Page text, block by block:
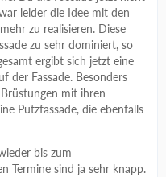
leider die Idee mit den
zu realisieren. Diese
zu sehr dominiert, so
ergibt sich jetzt eine
der Fassade. Besonders
mit ihren
Putzfassade, die ebenfalls
bis zum
Termine sind ja sehr knapp.